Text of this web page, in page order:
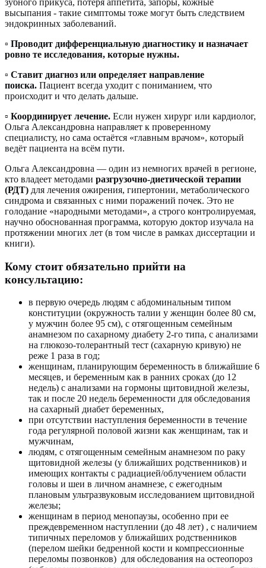
зубного прикуса, потеря аппетита, запоры, кожные
высыпания - такие симптомы тоже могут быть следствием
эндокринных заболеваний.
▫️ Проводит дифференциальную диагностику и назначает
ровно те исследования, которые нужны.
▫️ Ставит диагноз или определяет направление
поиска. Пациент всегда уходит с пониманием, что
происходит и что делать дальше.
▫️ Координирует лечение. Если нужен хирург или кардиолог,
Ольга Александровна направляет к проверенному
специалисту, но сама остаётся «главным врачом», который
ведёт пациента на всём пути.
Ольга Александровна — один из немногих врачей в регионе,
кто владеет методами разгрузочно-диетической терапии
(РДТ) для лечения ожирения, гипертонии, метаболического
синдрома и связанных с ними поражений почек. Это не
голодание «народными методами», а строго контролируемая,
научно обоснованная программа, которую доктор изучала на
протяжении многих лет (в том числе в рамках диссертации и
книги).
Кому стоит обязательно прийти на
консультацию:
в первую очередь людям с абдоминальным типом
конституции (окружность талии у женщин более 80 см,
у мужчин более 95 см), с отягощенным семейным
анамнезом по сахарному диабету 2-го типа, с анализами
на глюкозо-толерантный тест (сахарную кривую) не
реже 1 раза в год;
женщинам, планирующим беременность в ближайшие 6
месяцев, и беременным как в ранних сроках (до 12
недель) с анализами на гормоны щитовидной железы,
так и после 20 недель беременности для обследования
на сахарный диабет беременных,
при отсутствии наступления беременности в течение
года регулярной половой жизни как женщинам, так и
мужчинам,
людям, с отягощенным семейным анамнезом по раку
щитовидной железы (у ближайших родственников) и
имеющих контакты с радиацией/облучением области
головы и шеи в личном анамнезе, с ежегодным
плановым ультразвуковым исследованием щитовидной
железы;
женщинам в период менопаузы, особенно при ее
преждевременном наступлении (до 48 лет) , с наличием
типичных переломов у ближайших родственников
(перелом шейки бедренной кости и компрессионные
переломы позвонков) для обследования на остеопороз